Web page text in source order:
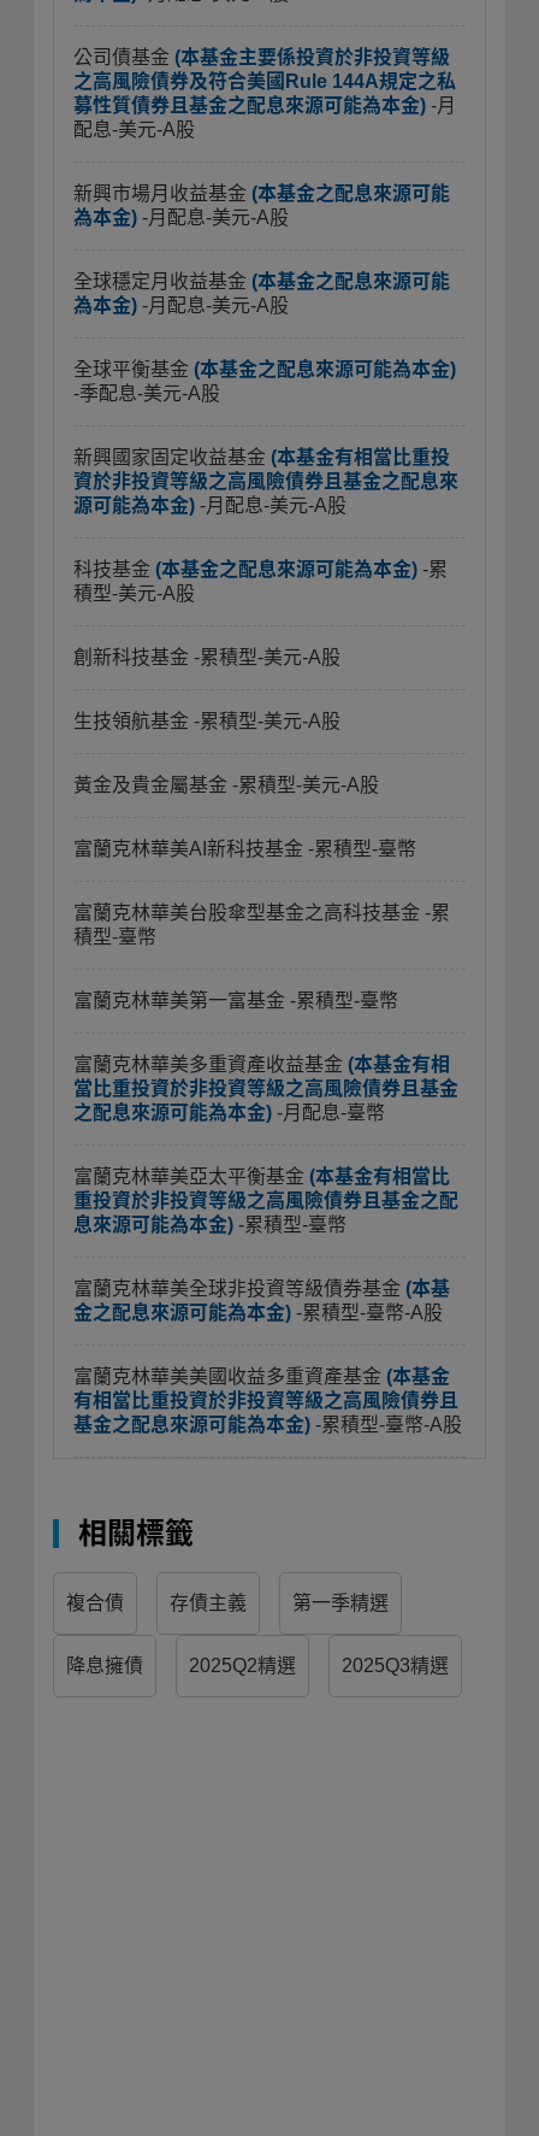
公司債基金 (本基金主要係投資於非投資等級
之高風險債券及符合美國Rule 144A規定之私
募性質債券且基金之配息來源可能為本金) -月
配息-美元-A股
新興市場月收益基金 (本基金之配息來源可能
為本金) -月配息-美元-A股
全球穩定月收益基金 (本基金之配息來源可能
為本金) -月配息-美元-A股
全球平衡基金 (本基金之配息來源可能為本金)
-季配息-美元-A股
新興國家固定收益基金 (本基金有相當比重投
資於非投資等級之高風險債券且基金之配息來
源可能為本金) -月配息-美元-A股
科技基金 (本基金之配息來源可能為本金) -累
積型-美元-A股
創新科技基金 -累積型-美元-A股
生技領航基金 -累積型-美元-A股
黃金及貴金屬基金 -累積型-美元-A股
富蘭克林華美AI新科技基金 -累積型-臺幣
富蘭克林華美台股傘型基金之高科技基金 -累
積型-臺幣
富蘭克林華美第一富基金 -累積型-臺幣
富蘭克林華美多重資產收益基金 (本基金有相
當比重投資於非投資等級之高風險債券且基金
之配息來源可能為本金) -月配息-臺幣
富蘭克林華美亞太平衡基金 (本基金有相當比
重投資於非投資等級之高風險債券且基金之配
息來源可能為本金) -累積型-臺幣
富蘭克林華美全球非投資等級債券基金 (本基
金之配息來源可能為本金) -累積型-臺幣-A股
富蘭克林華美美國收益多重資產基金 (本基金
有相當比重投資於非投資等級之高風險債券且
基金之配息來源可能為本金) -累積型-臺幣-A股
相關標籤
複合債 存債主義 第一季精選
降息擁債 2025Q2精選 2025Q3精選